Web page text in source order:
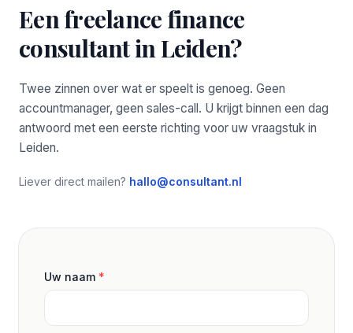
Een freelance finance
consultant in Leiden?
Twee zinnen over wat er speelt is genoeg. Geen
accountmanager, geen sales-call. U krijgt binnen een dag
antwoord met een eerste richting voor uw vraagstuk in
Leiden.
Liever direct mailen? hallo@consultant.nl
Uw naam *